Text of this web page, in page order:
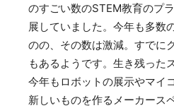
のすごい数のSTEM教育のプ
展していました。今年も多数
のの、その数は激減。すでに
もあるようです。生き残った
今年もロボットの展示やマイ
新しいものを作るメーカース